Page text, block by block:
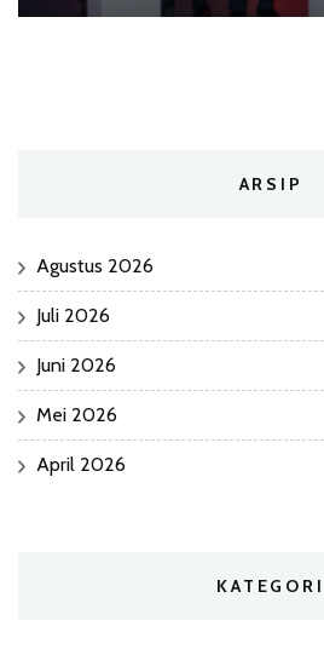
ARSIP
Agustus 2026
Juli 2026
Juni 2026
Mei 2026
April 2026
KATEGORI